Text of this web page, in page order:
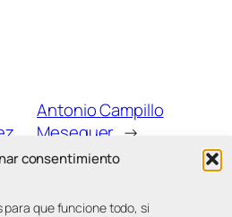
consentimiento
que funcione todo, si
Antonio Campillo
Meseguer →